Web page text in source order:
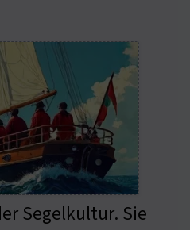
Segelkultur. Sie